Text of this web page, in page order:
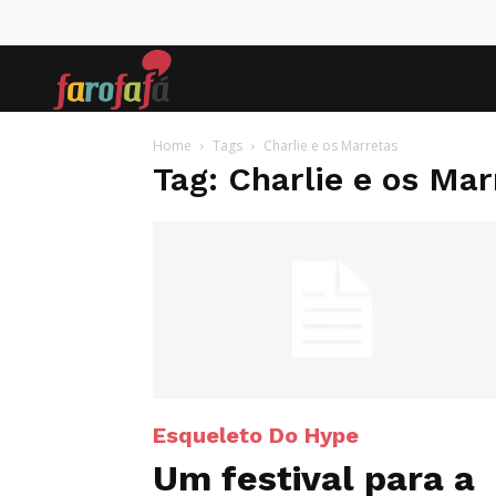
Home Tags Charlie e os Marretas
Tag: Charlie e os
Esqueleto Do Hype
Um festival para a